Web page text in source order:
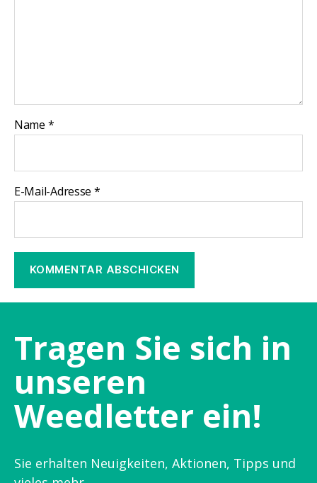
Name *
E-Mail-Adresse *
Tragen Sie sich in
unseren
Weedletter ein!
Sie erhalten Neuigkeiten, Aktionen, Tipps und